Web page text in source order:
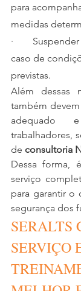
para
medidas
·
caso de
previstas.
Além dessas
também
adequado
trabalhadores,
de consultoria
Dessa forma,
serviço
para garantir o
segurança dos
SERALTS
SERVIÇO